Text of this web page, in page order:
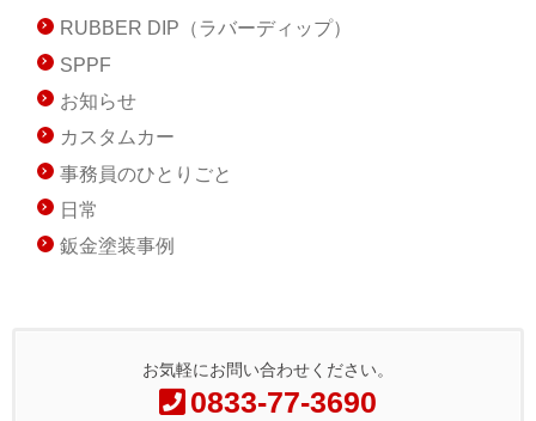
RUBBER DIP（ラバーディップ）
SPPF
お知らせ
カスタムカー
事務員のひとりごと
日常
鈑金塗装事例
お気軽にお問い合わせください。
0833-77-3690